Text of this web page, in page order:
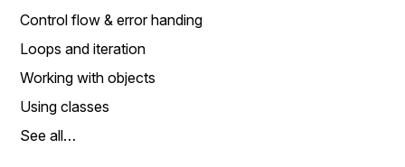
Control flow & error handing
Loops and iteration
Working with objects
Using classes
See all…